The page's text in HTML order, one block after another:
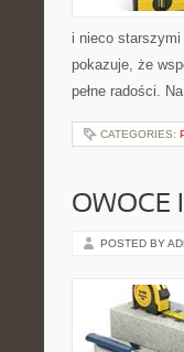
i nieco
pokazuje, że
pełne radości.
CATEGORIES:
OWOCE
POSTED BY